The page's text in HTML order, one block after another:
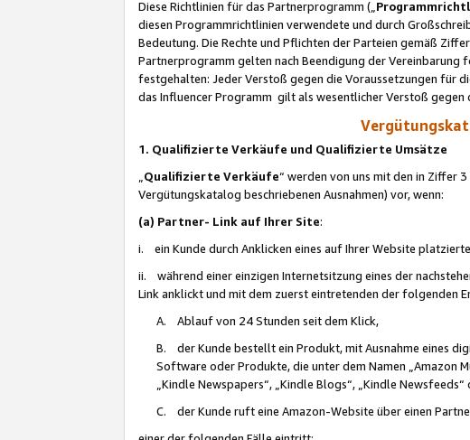
Diese Richtlinien für das Partnerprogramm („
diesen Programmrichtlinien verwendete und durch
Bedeutung. Die Rechte und Pflichten der Parteien gemäß
Partnerprogramm gelten nach Beendigung der Vereinbarung
festgehalten: Jeder Verstoß gegen die Voraussetzungen für
das Influencer Programm gilt als wesentlicher Verstoß gegen
1. Qualifizierte Verkäufe und Qualifizierte Umsätze
Qualifizierte Verkäufe“ werden von uns mit den in Ziffer
Vergütungskatalog beschriebenen Ausnahmen) vor, wenn:
(a) Partner- Link auf Ihrer Site:
i. ein Kunde durch Anklicken eines auf Ihrer Website
ii. während einer einzigen Internetsitzung eines der
Link anklickt und mit dem zuerst eintretenden der folgenden
A. Ablauf von 24 Stunden seit dem Klick,
B. der Kunde bestellt ein Produkt, mit Ausnahme eines
Software oder Produkte, die unter dem Namen „Amazon
„Kindle Newspapers“, „Kindle Blogs“, „Kindle Newsfeeds“
C. der Kunde ruft eine Amazon-Website über einen